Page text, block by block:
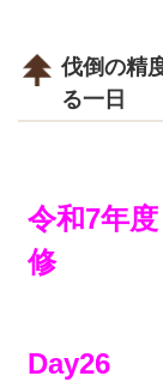
伐倒の精
る一日
令和7年
修
Day26